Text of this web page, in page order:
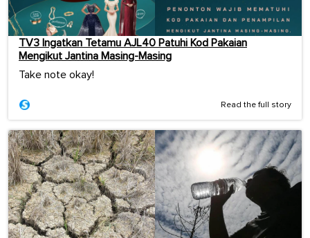
TV3 Ingatkan Tetamu AJL40 Patuhi Kod Pakaian
Mengikut Jantina Masing-Masing
Take note okay!
Read the full story